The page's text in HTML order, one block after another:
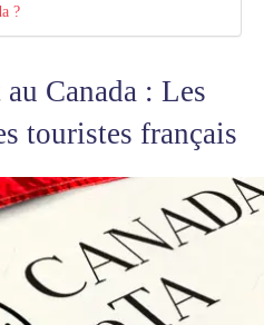
?
au Canada : Les
touristes français